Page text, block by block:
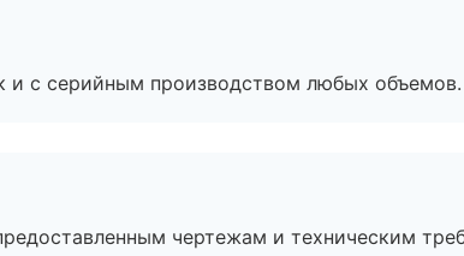
и с серийным производством любых объемов.
чертежам и техническим